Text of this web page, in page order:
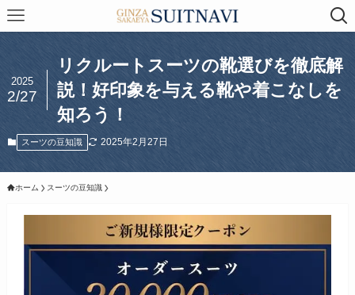
リクルートスーツの靴選びを徹底解
説！好印象を与える靴や着こなしを
知ろう！
2025
2/27
スーツの豆知識 2025年2月27日
ホーム スーツの豆知識